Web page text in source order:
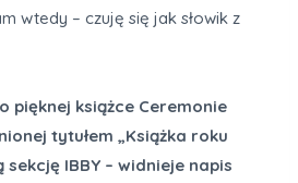
wtedy – czuję się jak słowik z
pięknej książce Ceremonie
tytułem „Książka roku
sekcję IBBY – widnieje napis